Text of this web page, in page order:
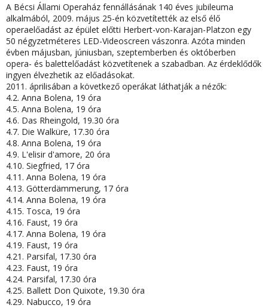
A Bécsi Állami Operaház fennállásának 140 éves jubileuma
alkalmából, 2009. május 25-én közvetítették az első élő
operaelőadást az épület előtti Herbert-von-Karajan-Platzon egy
50 négyzetméteres LED-Videoscreen vászonra. Azóta minden
évben májusban, júniusban, szeptemberben és októberben
opera- és balettelőadást közvetítenek a szabadban. Az érdeklődők
ingyen élvezhetik az előadásokat.
2011. áprilisában a következő operákat láthatják a nézők:
4.2. Anna Bolena, 19 óra
4.5. Anna Bolena, 19 óra
4.6. Das Rheingold, 19.30 óra
4.7. Die Walküre, 17.30 óra
4.8. Anna Bolena, 19 óra
4.9. L'elisir d'amore, 20 óra
4.10. Siegfried, 17 óra
4.11. Anna Bolena, 19 óra
4.13. Götterdämmerung, 17 óra
4.14. Anna Bolena, 19 óra
4.15. Tosca, 19 óra
4.16. Faust, 19 óra
4.17. Anna Bolena, 19 óra
4.19. Faust, 19 óra
4.21. Parsifal, 17.30 óra
4.23. Faust, 19 óra
4.24. Parsifal, 17.30 óra
4.25. Ballett Don Quixote, 19.30 óra
4.29. Nabucco, 19 óra